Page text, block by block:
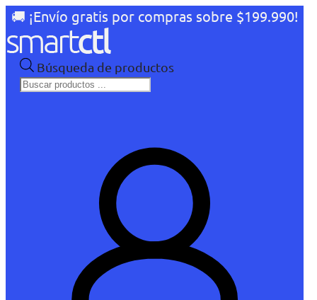
🚚 ¡Envío gratis por compras sobre $199.990!
Búsqueda de productos